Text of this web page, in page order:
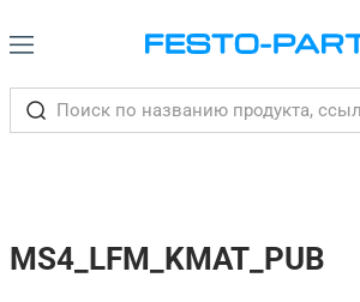
MS4_LFM_KMAT_PUB